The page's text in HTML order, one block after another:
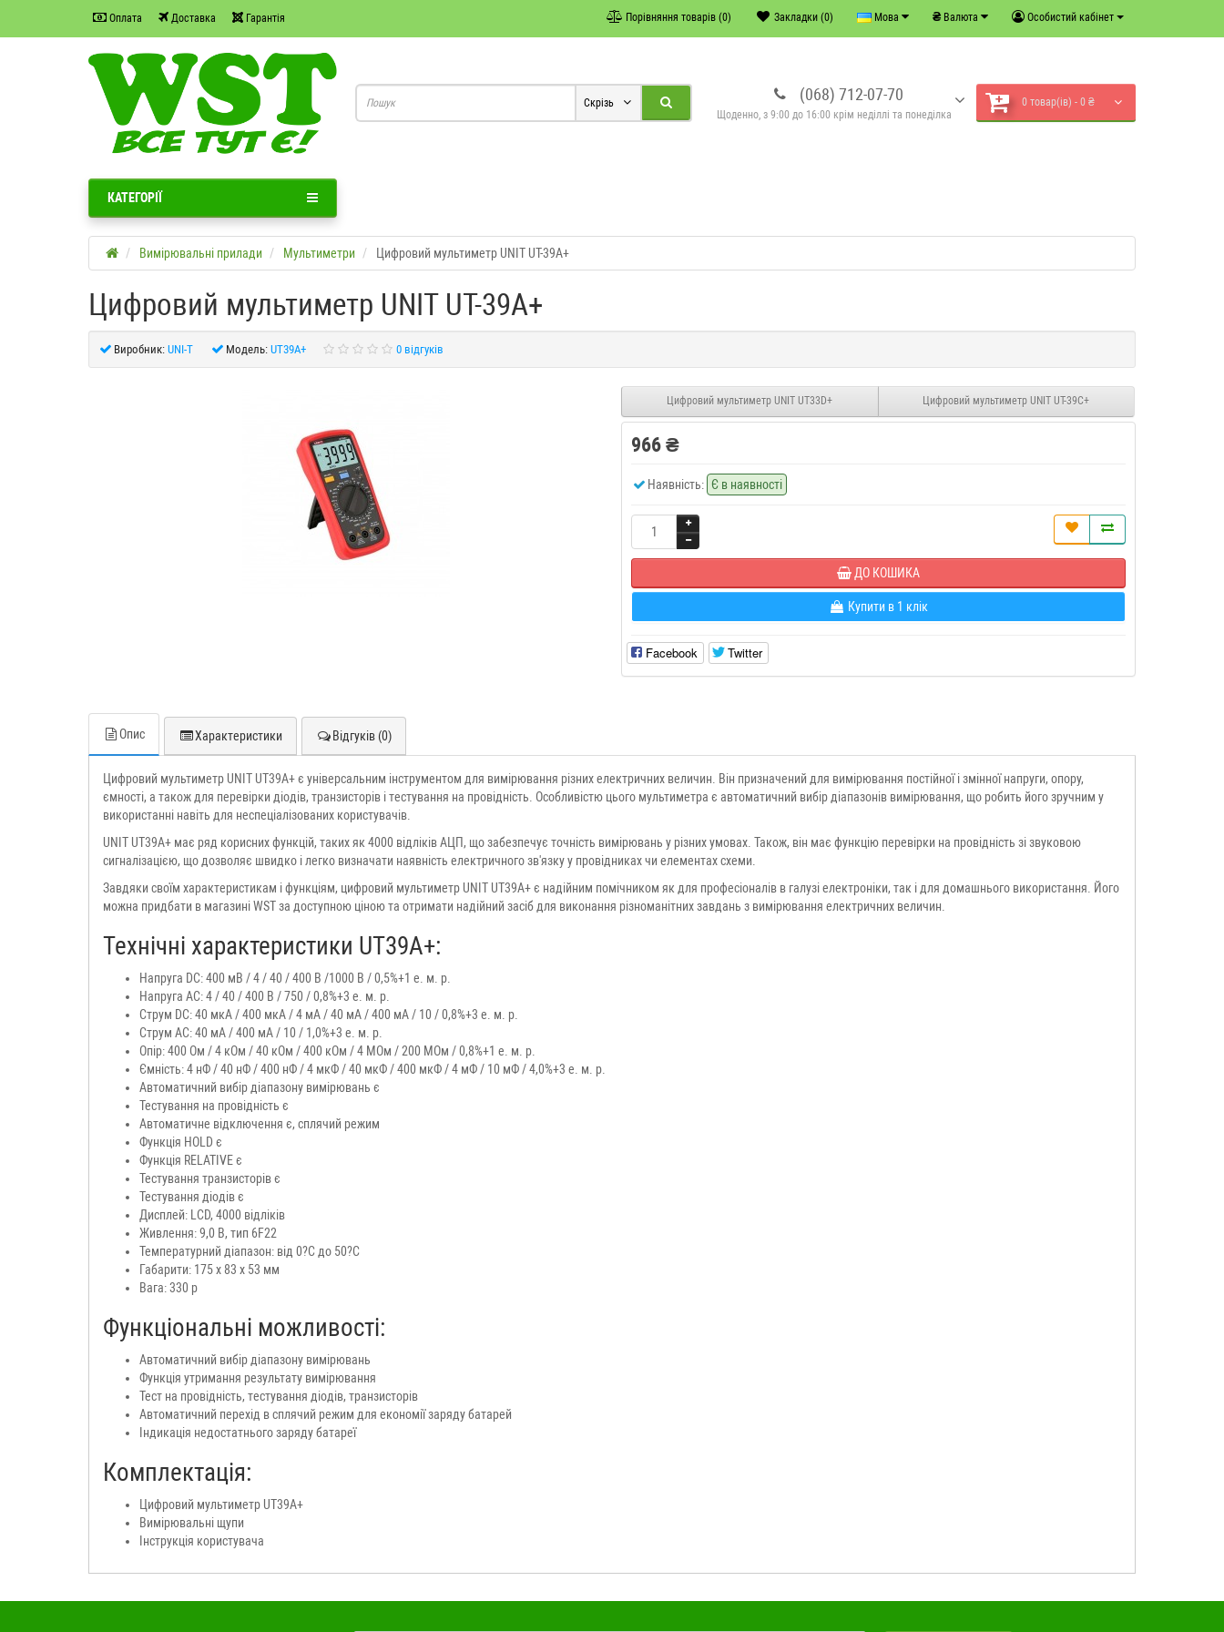
Оплата Доставка Гарантія Особистий кабінет
₴ Валюта
Мова
Закладки (0)
Порівняння товарів (0)
(068) 712-07-70
Щоденно, з 9:00 до 16:00 крім неділлі та понеділка
0 товар(ів) - 0 ₴
Скрізь
КАТЕГОРІЇ
Вимірювальні прилади Мультиметри Цифровий мультиметр UNIT UT-39A+
Цифровий мультиметр UNIT UT-39A+
Виробник: UNI-T Модель: UT39A+ 0 відгуків
Цифровий мультиметр UNIT UT33D+ Цифровий мультиметр UNIT UT-39C+
966 ₴
Наявність: Є в наявності
ДО КОШИКА
Купити в 1 клік
Facebook Twitter
Опис Характеристики Відгуків (0)
Цифровий мультиметр UNIT UT39A+ є універсальним інструментом для вимірювання різних електричних величин. Він призначений для вимірювання постійної і змінної напруги, опору,
ємності, а також для перевірки діодів, транзисторів і тестування на провідність. Особливістю цього мультиметра є автоматичний вибір діапазонів вимірювання, що робить його зручним у
використанні навіть для неспеціалізованих користувачів.
UNIT UT39A+ має ряд корисних функцій, таких як 4000 відліків АЦП, що забезпечує точність вимірювань у різних умовах. Також, він має функцію перевірки на провідність зі звуковою
сигналізацією, що дозволяє швидко і легко визначати наявність електричного зв'язку у провідниках чи елементах схеми.
Завдяки своїм характеристикам і функціям, цифровий мультиметр UNIT UT39A+ є надійним помічником як для професіоналів в галузі електроніки, так і для домашнього використання. Його
можна придбати в магазині WST за доступною ціною та отримати надійний засіб для виконання різноманітних завдань з вимірювання електричних величин.
Технічні характеристики UT39A+:
Напруга DC: 400 мВ / 4 / 40 / 400 В /1000 В / 0,5%+1 е. м. р.
Напруга AC: 4 / 40 / 400 В / 750 / 0,8%+3 е. м. р.
Струм DC: 40 мкА / 400 мкА / 4 мА / 40 мА / 400 мА / 10 / 0,8%+3 е. м. р.
Струм AC: 40 мА / 400 мА / 10 / 1,0%+3 е. м. р.
Опір: 400 Ом / 4 кОм / 40 кОм / 400 кОм / 4 МОм / 200 МОм / 0,8%+1 е. м. р.
Ємність: 4 нФ / 40 нФ / 400 нФ / 4 мкФ / 40 мкФ / 400 мкФ / 4 мФ / 10 мФ / 4,0%+3 е. м. р.
Автоматичний вибір діапазону вимірювань є
Тестування на провідність є
Автоматичне відключення є, сплячий режим
Функція HOLD є
Функція RELATIVE є
Тестування транзисторів є
Тестування діодів є
Дисплей: LCD, 4000 відліків
Живлення: 9,0 В, тип 6F22
Температурний діапазон: від 0?C до 50?C
Габарити: 175 x 83 x 53 мм
Вага: 330 р
Функціональні можливості:
Автоматичний вибір діапазону вимірювань
Функція утримання результату вимірювання
Тест на провідність, тестування діодів, транзисторів
Автоматичний перехід в сплячий режим для економії заряду батарей
Індикація недостатнього заряду батареї
Комплектація:
Цифровий мультиметр UT39A+
Вимірювальні щупи
Інструкція користувача